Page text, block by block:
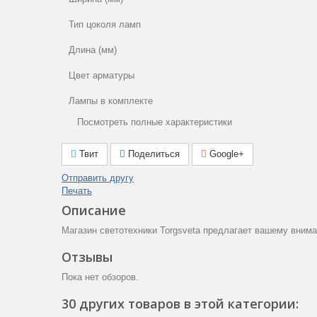
Тип цоколя ламп
Длина (мм)
Цвет арматуры
Лампы в комплекте
Площадь освещения (м2)
Общая мощность (Вт)
Степень пылевлагозащиты (IP) пыль (1ая цифра) влага
цифра)
Гарантия производителя (месяцы)
Посмотреть полные характеристики
Твит Поделиться Google+
Отправить другу
Печать
Описание
Магазин светотехники Torgsveta предлагает вашему
Отзывы
Пока нет обзоров.
30 других товаров в этой категории: